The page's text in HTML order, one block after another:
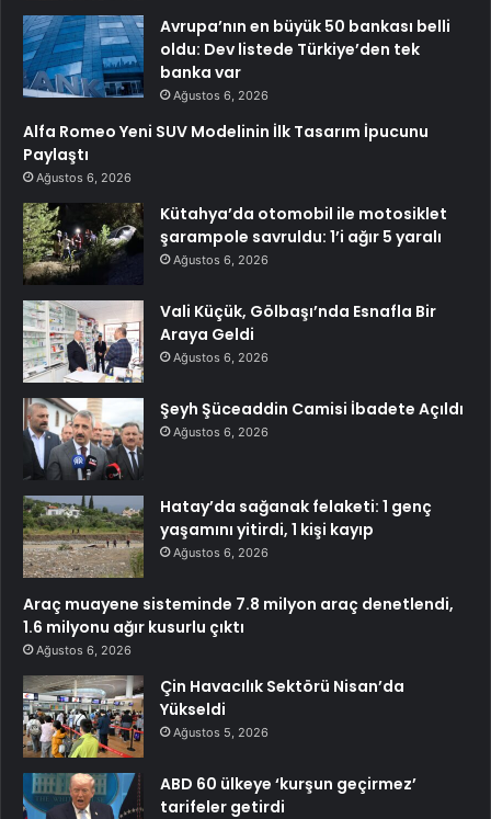
Avrupa’nın en büyük 50 bankası belli
oldu: Dev listede Türkiye’den tek
banka var
Ağustos 6, 2026
Alfa Romeo Yeni SUV Modelinin İlk Tasarım İpucunu
Paylaştı
Ağustos 6, 2026
Kütahya’da otomobil ile motosiklet
şarampole savruldu: 1’i ağır 5 yaralı
Ağustos 6, 2026
Vali Küçük, Gölbaşı’nda Esnafla Bir
Araya Geldi
Ağustos 6, 2026
Şeyh Şüceaddin Camisi İbadete Açıldı
Ağustos 6, 2026
Hatay’da sağanak felaketi: 1 genç
yaşamını yitirdi, 1 kişi kayıp
Ağustos 6, 2026
Araç muayene sisteminde 7.8 milyon araç denetlendi,
1.6 milyonu ağır kusurlu çıktı
Ağustos 6, 2026
Çin Havacılık Sektörü Nisan’da
Yükseldi
Ağustos 5, 2026
ABD 60 ülkeye ‘kurşun geçirmez’
tarifeler getirdi